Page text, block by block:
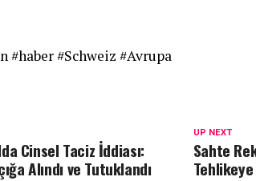
#haber #Schweiz #Avrupa
UP NEXT
Sahte
Cinsel Taciz İddiası:
Alındı ve Tutuklandı